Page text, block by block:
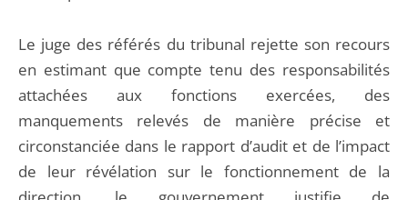
Le juge des référés du tribunal rejette son recours
en estimant que compte tenu des responsabilités
attachées aux fonctions exercées, des
manquements relevés de manière précise et
circonstanciée dans le rapport d’audit et de l’impact
de leur révélation sur le fonctionnement de la